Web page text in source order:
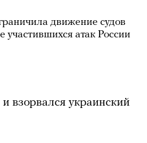
движение судов
атак России
взорвался украинский